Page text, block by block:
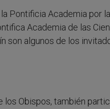
Pontificia Academia por
Academia de las
son algunos de los
los Obispos, también